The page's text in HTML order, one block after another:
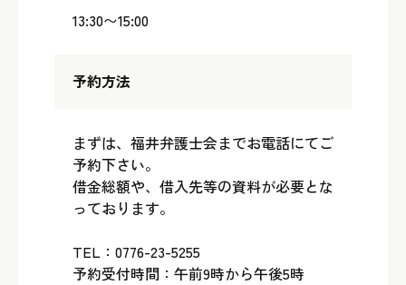
13:30〜15:00
予約方法
まずは、福井弁護士会までお電話にてご
予約下さい。
借金総額や、借入先等の資料が必要とな
っております。
TEL：0776-23-5255
予約受付時間：午前9時から午後5時